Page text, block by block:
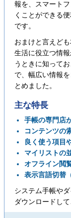
報を、スマート
くことができる
です。
おまけと言えど
生活に役立つ情
うときに知って
で、幅広い情報
とめました。
主な特長
手帳の専門店
コンテンツの
良く使う項目
マイリストの
オフライン閲
表示言語切替
システム手帳や
ダウンロードして